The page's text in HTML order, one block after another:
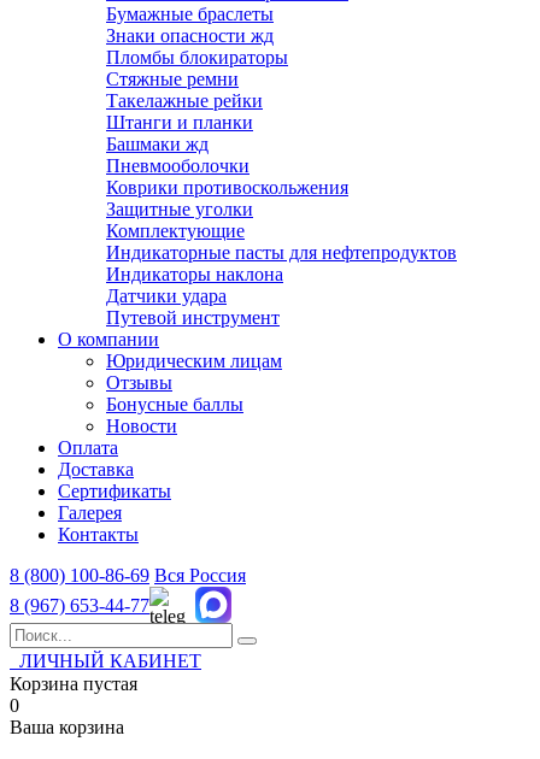
Бумажные браслеты
Знаки опасности жд
Пломбы блокираторы
Стяжные ремни
Такелажные рейки
Штанги и планки
Башмаки жд
Пневмооболочки
Коврики противоскольжения
Защитные уголки
Комплектующие
Индикаторные пасты для нефтепродуктов
Индикаторы наклона
Датчики удара
Путевой инструмент
О компании
Юридическим лицам
Отзывы
Бонусные баллы
Новости
Оплата
Доставка
Сертификаты
Галерея
Контакты
8 (800) 100-86-69 Вся Россия
8 (967) 653-44-77
ЛИЧНЫЙ КАБИНЕТ
Корзина пустая
0
Ваша корзина